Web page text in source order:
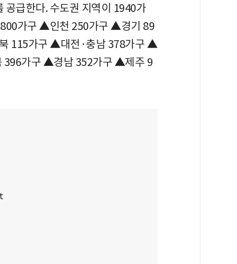
공급한다. 수도권 지역이 1940가
가구 ▲인천 250가구 ▲경기 89
115가구 ▲대전·충남 378가구 ▲
396가구 ▲경남 352가구 ▲제주 9